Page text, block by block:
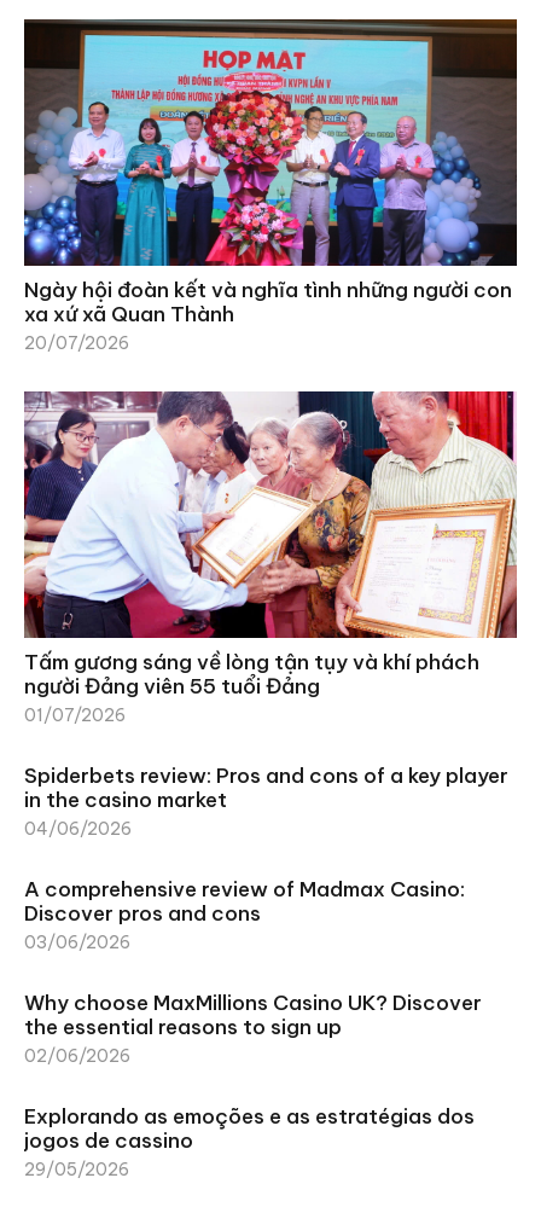
Ngày hội đoàn kết và nghĩa tình những người con
xa xứ xã Quan Thành
20/07/2026
Tấm gương sáng về lòng tận tụy và khí phách
người Đảng viên 55 tuổi Đảng
01/07/2026
Spiderbets review: Pros and cons of a key player
in the casino market
04/06/2026
A comprehensive review of Madmax Casino:
Discover pros and cons
03/06/2026
Why choose MaxMillions Casino UK? Discover
the essential reasons to sign up
02/06/2026
Explorando as emoções e as estratégias dos
jogos de cassino
29/05/2026